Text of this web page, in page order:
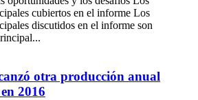
cubiertos en el informe Los
discutidos en el informe son
otra producción anual
2016